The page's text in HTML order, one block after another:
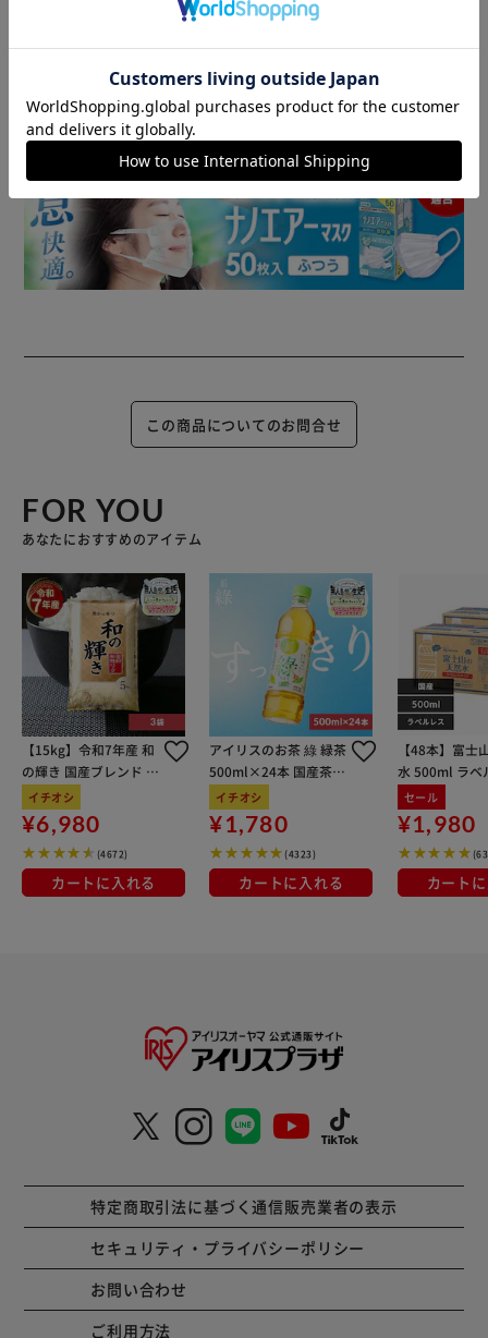
▼ 食品・飲料おすすめ ▼
この商品についてのお問合せ
FOR YOU
あなたにおすすめのアイテム
【15kg】令和7年産 和
の輝き 国産ブレンド 5
kg×3袋
イチオシ
¥6,980
(4672)
カートに入れる
アイリスのお茶 綠 緑茶
500ml×24本 国産茶葉
100％使用
イチオシ
¥1,780
(4323)
カートに入れる
【48本】富士
水 500ml ラベ
セール
¥1,980
カート
特定商取引法に基づく通信販売業者の表示
セキュリティ・プライバシーポリシー
お問い合わせ
ご利用方法